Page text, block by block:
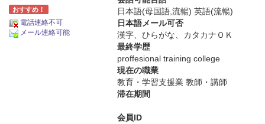
おすすめ！
電話連絡不可
メール連絡可能
日本語(母国語,流暢) 英語(流暢)
日本語メール可否
漢字、ひらがな、カタカナＯＫ
最終学歴
proffesional training college
現在の職業
教育・学習支援業 教師・講師
滞在期間
会員ID